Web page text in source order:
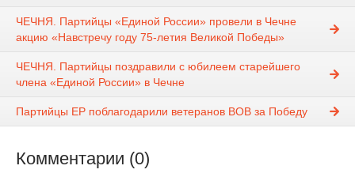
ЧЕЧНЯ. Партийцы «Единой России» провели в Чечне
акцию «Навстречу году 75-летия Великой Победы»
ЧЕЧНЯ. Партийцы поздравили с юбилеем старейшего
члена «Единой России» в Чечне
Партийцы ЕР поблагодарили ветеранов ВОВ за Победу
Комментарии (0)